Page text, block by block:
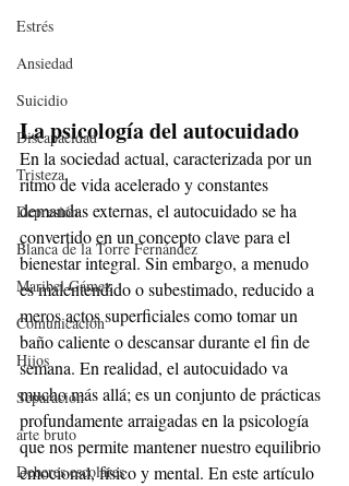
Estrés
Ansiedad
Suicidio
Discapacidad
Tristeza
Depresión
Blanca de la Torre Fernández
Maribel Gámez
Comunicación
Hijos
Separación
arte bruto
Deberes escolares
La psicología del autocuidado
En la sociedad actual, caracterizada por un
ritmo de vida acelerado y constantes
demandas externas, el autocuidado se ha
convertido en un concepto clave para el
bienestar integral. Sin embargo, a menudo
es malentendido o subestimado, reducido a
meros actos superficiales como tomar un
baño caliente o descansar durante el fin de
semana. En realidad, el autocuidado va
mucho más allá; es un conjunto de prácticas
profundamente arraigadas en la psicología
que nos permite mantener nuestro equilibrio
emocional, físico y mental. En este artículo